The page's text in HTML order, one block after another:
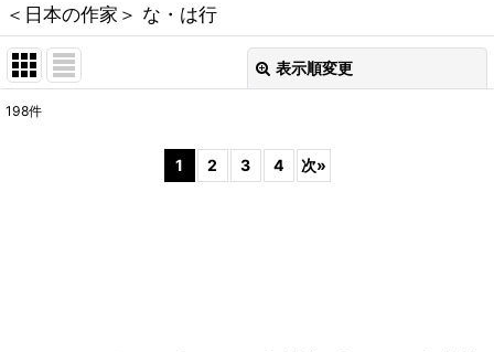
＜日本の作家＞ な・は行
表示順変更
198件
1 2 3 4 次»